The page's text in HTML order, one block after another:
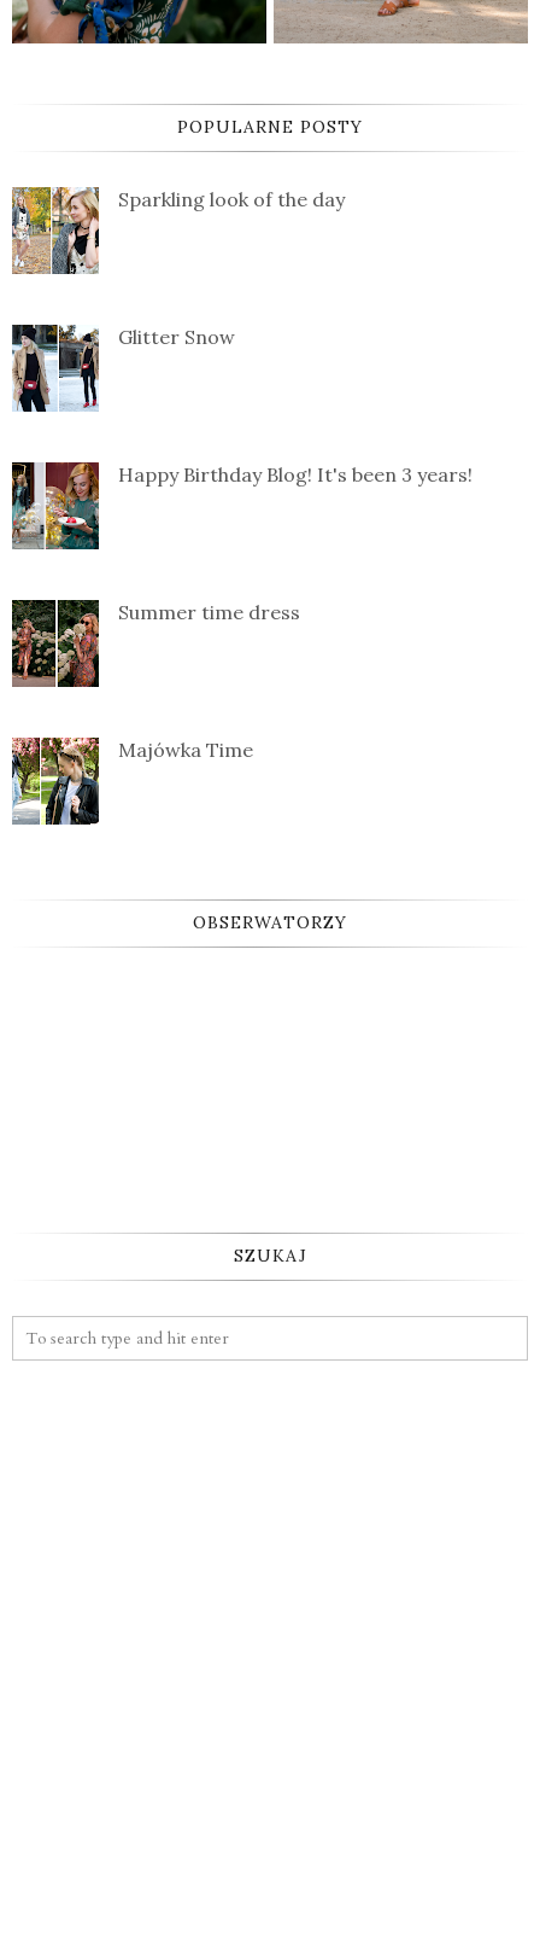
POPULARNE POSTY
Sparkling look of the day
Glitter Snow
Happy Birthday Blog! It's been 3 years!
Summer time dress
Majówka Time
OBSERWATORZY
SZUKAJ